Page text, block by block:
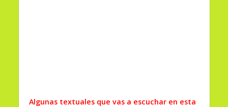
Algunas textuales que vas a escuchar en esta